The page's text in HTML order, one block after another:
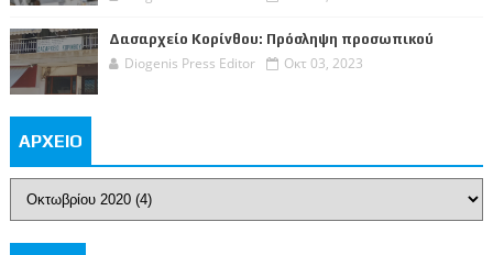
Δασαρχείο Κορίνθου: Πρόσληψη προσωπικού
Diogenis Press Editor Οκτ 03, 2023
ΑΡΧΕΙΟ